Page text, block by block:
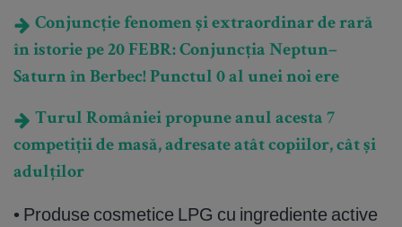
Conjuncție fenomen și extraordinar de rară
în istorie pe 20 FEBR: Conjuncția Neptun–
Saturn în Berbec! Punctul 0 al unei noi ere
Turul României propune anul acesta 7
competiții de masă, adresate atât copiilor, cât și
adulților
• Produse cosmetice LPG cu ingrediente active